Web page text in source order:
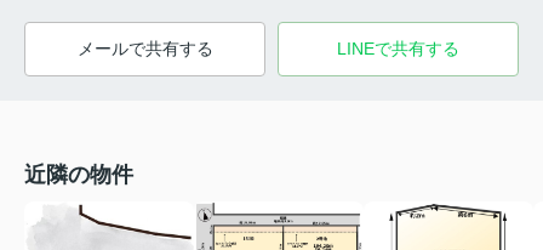
メールで共有する LINEで共有する
近隣の物件